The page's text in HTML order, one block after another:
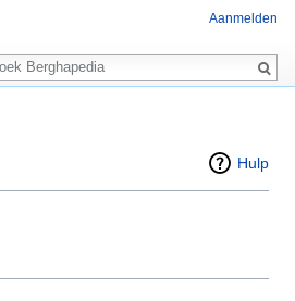
Hulp
Aanmelden